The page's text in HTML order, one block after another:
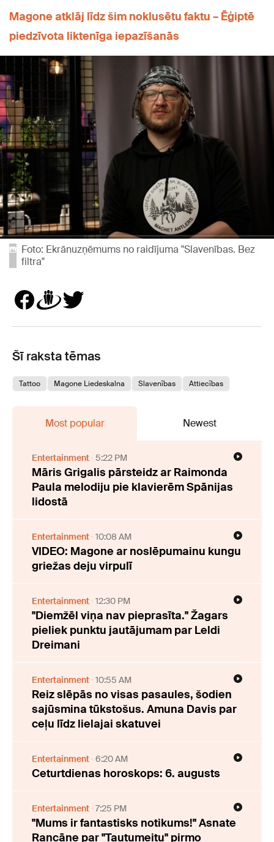
Magone atklāj līdz šim noklusētu faktu – Ēģiptē
piedzīvota liktenīga iepazīšanās
Foto: Ekrānuzņēmums no raidījuma "Slavenības. Bez
filtra"
Šī raksta tēmas
Tattoo Magone Liedeskalna Slavenības Attiecības
Most popular Newest
Entertainment 5:22 PM
Māris Grigalis pārsteidz ar Raimonda
Paula melodiju pie klavierēm Spānijas
lidostā
Entertainment 10:08 AM
VIDEO: Magone ar noslēpumainu kungu
griežas deju virpulī
Entertainment 12:30 PM
"Diemžēl viņa nav pieprasīta." Žagars
pieliek punktu jautājumam par Leldi
Dreimani
Entertainment 10:55 AM
Reiz slēpās no visas pasaules, šodien
sajūsmina tūkstošus. Amuna Davis par
ceļu līdz lielajai skatuvei
Entertainment 6:20 AM
Ceturtdienas horoskops: 6. augusts
Entertainment 7:25 PM
"Mums ir fantastisks notikums!" Asnate
Rancāne par "Tautumeitu" pirmo